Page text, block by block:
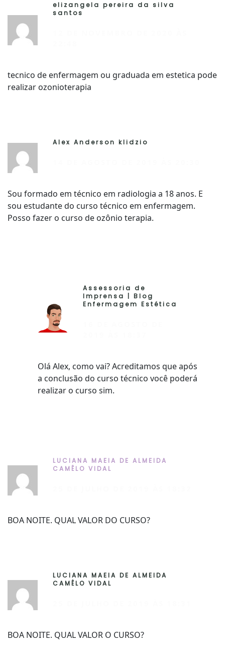
elizangela pereira da silva
santos
tecnico de enfermagem ou graduada em estetica pode
realizar ozonioterapia
Alex Anderson klidzio
Sou formado em técnico em radiologia a 18 anos. E
sou estudante do curso técnico em enfermagem.
Posso fazer o curso de ozônio terapia.
Assessoria de
Imprensa | Blog
Enfermagem Estética
Olá Alex, como vai? Acreditamos que após
a conclusão do curso técnico você poderá
realizar o curso sim.
LUCIANA MAEIA DE ALMEIDA
CAMÊLO VIDAL
BOA NOITE. QUAL VALOR DO CURSO?
LUCIANA MAEIA DE ALMEIDA
CAMÊLO VIDAL
BOA NOITE. QUAL VALOR O CURSO?